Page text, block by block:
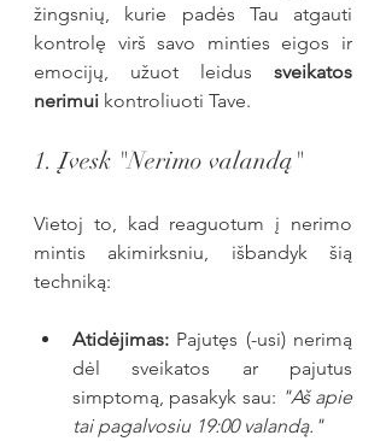
žingsnių, kurie padės Tau atgauti
kontrolę virš savo minties eigos ir
emocijų, užuot leidus sveikatos
nerimui kontroliuoti Tave.
1. Įvesk "Nerimo valandą"
Vietoj to, kad reaguotum į nerimo
mintis akimirksniu, išbandyk šią
techniką:
Atidėjimas: Pajutęs (-usi) nerimą
dėl sveikatos ar pajutus
simptomą, pasakyk sau: "Aš apie
tai pagalvosiu 19:00 valandą."